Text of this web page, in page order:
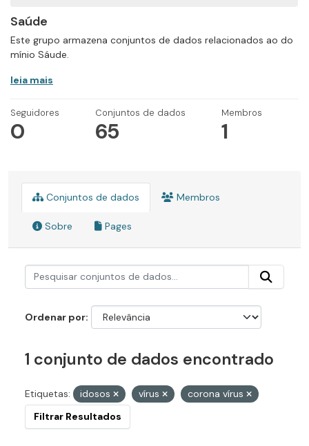
Saúde
Este grupo armazena conjuntos de dados relacionados ao do
mínio Sáude.
leia mais
Seguidores
0
Conjuntos de dados
65
Membros
1
Conjuntos de dados Membros
Sobre Pages
Ordenar por
1 conjunto de dados encontrado
Etiquetas: idosos vírus
corona vírus
Filtrar Resultados